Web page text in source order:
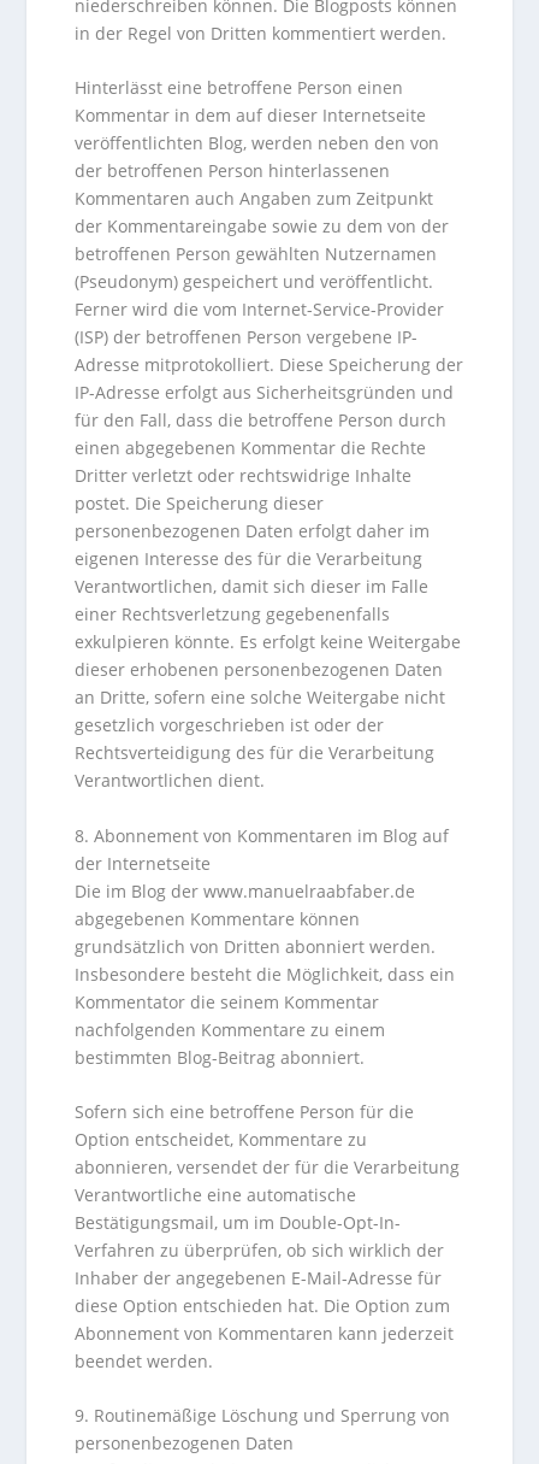
niederschreiben können. Die Blogposts können
in der Regel von Dritten kommentiert werden.
Hinterlässt eine betroffene Person einen
Kommentar in dem auf dieser Internetseite
veröffentlichten Blog, werden neben den von
der betroffenen Person hinterlassenen
Kommentaren auch Angaben zum Zeitpunkt
der Kommentareingabe sowie zu dem von der
betroffenen Person gewählten Nutzernamen
(Pseudonym) gespeichert und veröffentlicht.
Ferner wird die vom Internet-Service-Provider
(ISP) der betroffenen Person vergebene IP-
Adresse mitprotokolliert. Diese Speicherung der
IP-Adresse erfolgt aus Sicherheitsgründen und
für den Fall, dass die betroffene Person durch
einen abgegebenen Kommentar die Rechte
Dritter verletzt oder rechtswidrige Inhalte
postet. Die Speicherung dieser
personenbezogenen Daten erfolgt daher im
eigenen Interesse des für die Verarbeitung
Verantwortlichen, damit sich dieser im Falle
einer Rechtsverletzung gegebenenfalls
exkulpieren könnte. Es erfolgt keine Weitergabe
dieser erhobenen personenbezogenen Daten
an Dritte, sofern eine solche Weitergabe nicht
gesetzlich vorgeschrieben ist oder der
Rechtsverteidigung des für die Verarbeitung
Verantwortlichen dient.
8. Abonnement von Kommentaren im Blog auf
der Internetseite
Die im Blog der www.manuelraabfaber.de
abgegebenen Kommentare können
grundsätzlich von Dritten abonniert werden.
Insbesondere besteht die Möglichkeit, dass ein
Kommentator die seinem Kommentar
nachfolgenden Kommentare zu einem
bestimmten Blog-Beitrag abonniert.
Sofern sich eine betroffene Person für die
Option entscheidet, Kommentare zu
abonnieren, versendet der für die Verarbeitung
Verantwortliche eine automatische
Bestätigungsmail, um im Double-Opt-In-
Verfahren zu überprüfen, ob sich wirklich der
Inhaber der angegebenen E-Mail-Adresse für
diese Option entschieden hat. Die Option zum
Abonnement von Kommentaren kann jederzeit
beendet werden.
9. Routinemäßige Löschung und Sperrung von
personenbezogenen Daten